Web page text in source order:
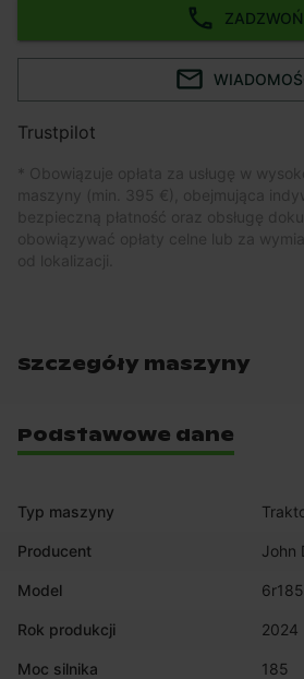
ZADZWOŃ
Trustpilot
* Obowiązuje opłata za usługę w
maszyny (min. 395 €), obejmująca
bezpieczną płatność oraz obsługę
obowiązywać opłaty celne lub za
od lokalizacji.
Szczegóły maszyny
Podstawowe dane
Typ maszyny
Producent John
Model 6r185
Rok produkcji 2024
Moc silnika 185